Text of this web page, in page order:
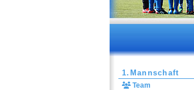
1.Mannschaft
Team